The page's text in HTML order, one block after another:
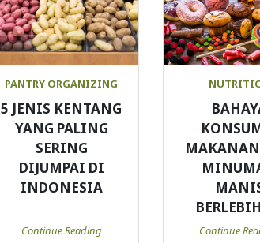
PANTRY ORGANIZING
5 JENIS KENTANG
YANG PALING
SERING
DIJUMPAI DI
INDONESIA
Continue Reading Continue